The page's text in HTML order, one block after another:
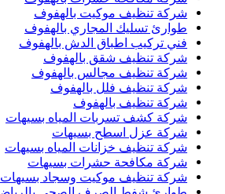
شركة تنظيف موكيت بالهفوف
طوارئ تسليك المجاري بالهفوف
فني تركيب اطباق الدش بالهفوف
شركة تنظيف شقق بالهفوف
شركة تنظيف مجالس بالهفوف
شركة تنظيف فلل بالهفوف
شركة تنظيف بالهفوف
شركة كشف تسربات المياه بسيهات
شركة عزل اسطح بسيهات
شركة تنظيف خزانات المياه بسيهات
شركة مكافحة حشرات بسيهات
شركة تنظيف موكيت وسجاد بسيهات